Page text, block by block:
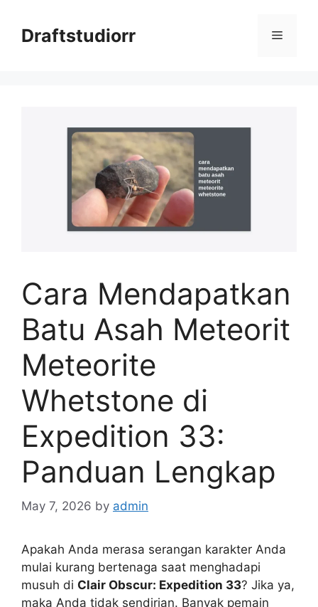
contentDraftstudiorr Menu
Cara Mendapatkan
Batu Asah Meteorit
Meteorite
Whetstone di
Expedition 33:
Panduan Lengkap
May 7, 2026 by admin
Apakah Anda merasa serangan karakter Anda
mulai kurang bertenaga saat menghadapi
musuh di Clair Obscur: Expedition 33? Jika ya,
maka Anda tidak sendirian. Banyak pemain